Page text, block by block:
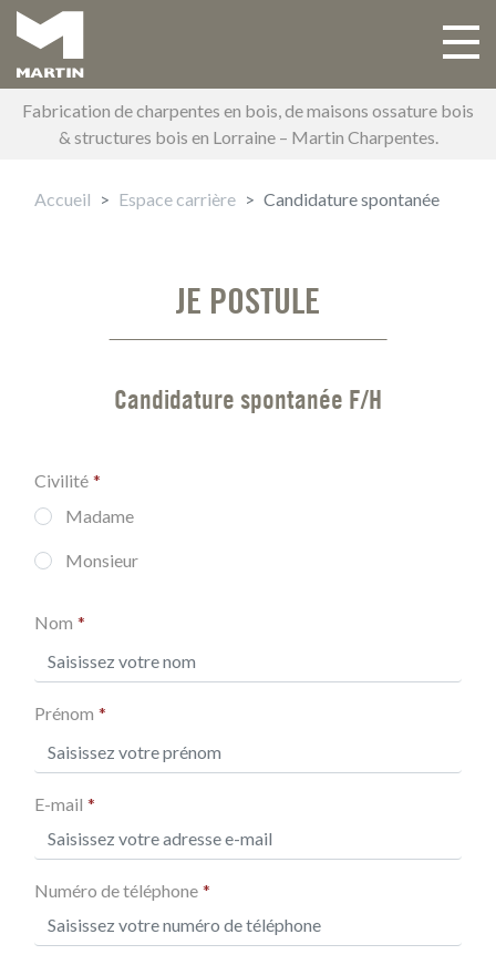
Aller
au
contenu
principal
Main navigation Toggle
Fabrication de charpentes en bois, de maisons ossature bois
& structures bois en Lorraine – Martin Charpentes.
Accueil Espace carrière Candidature spontanée
JE POSTULE
Candidature spontanée F/H
Civilité
Madame
Monsieur
Nom
Prénom
E-mail
Numéro de téléphone